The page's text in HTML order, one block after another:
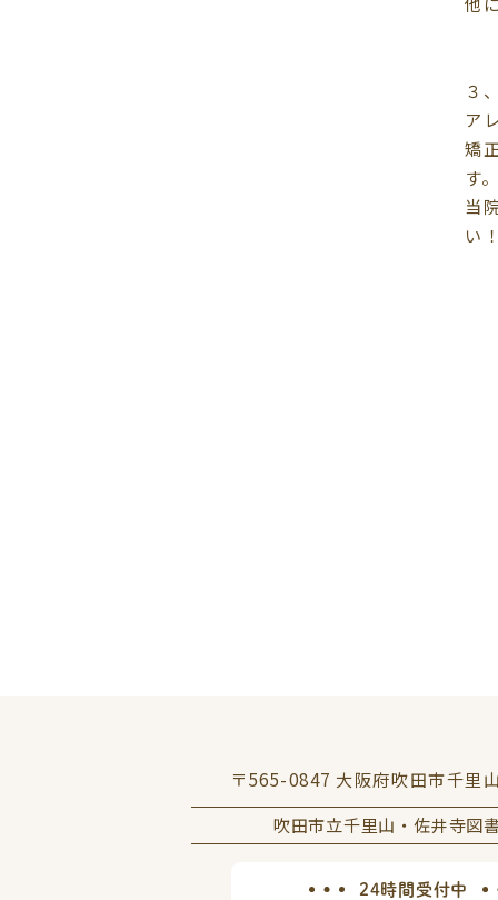
３
ア
矯
す。
当
い
〒565-0847 大阪府吹田市千里
吹田市立千里山・佐井寺図
24時間受付中